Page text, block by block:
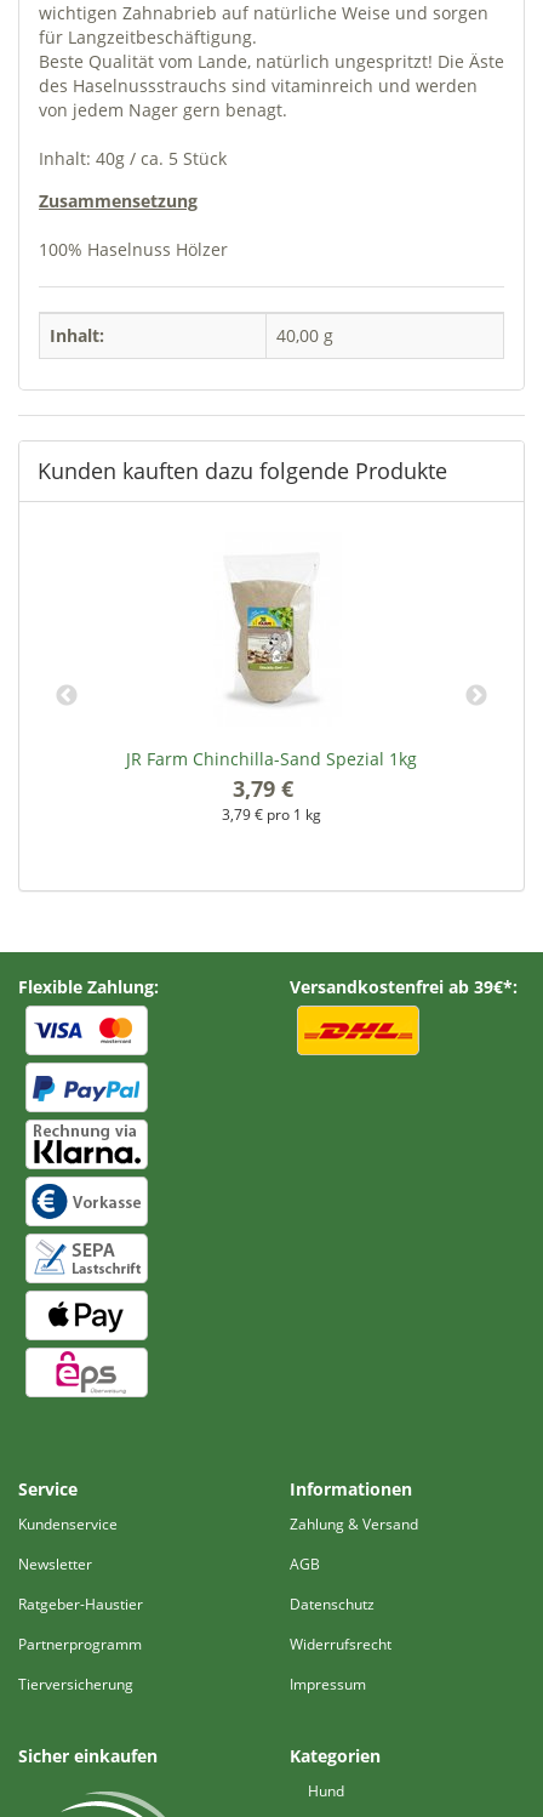
wichtigen Zahnabrieb auf natürliche Weise und sorgen
für Langzeitbeschäftigung.
Beste Qualität vom Lande, natürlich ungespritzt! Die Äste
des Haselnussstrauchs sind vitaminreich und werden
von jedem Nager gern benagt.
Inhalt: 40g / ca. 5 Stück
Zusammensetzung
100% Haselnuss Hölzer
Inhalt: 40,00 g
Kunden kauften dazu folgende Produkte
JR Farm Chinchilla-Sand Spezial 1kg
3,79 €
3,79 € pro 1 kg
Flexible Zahlung: Versandkostenfrei ab 39€*:
Service
Kundenservice
Newsletter
Ratgeber-Haustier
Partnerprogramm
Tierversicherung
Informationen
Zahlung & Versand
AGB
Datenschutz
Widerrufsrecht
Impressum
Sicher einkaufen Kategorien
Hund